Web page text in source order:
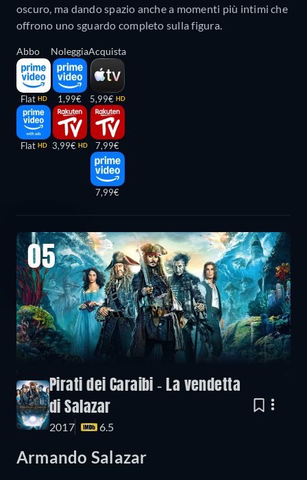
oscuro, ma dando spazio anche a momenti più intimi che
offrono uno sguardo completo sulla figura.
Abbo
Flat HD
Flat HD
Noleggia
1,99€
3,99€ HD
Acquista
5,99€ HD
7,99€
7,99€
05
Pirati dei Caraibi - La vendetta
di Salazar
2017 6.5
Armando Salazar